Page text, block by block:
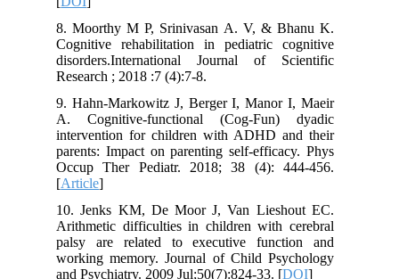
8. Moorthy M P, Srinivasan A. V, & Bhanu K.
Cognitive rehabilitation in pediatric cognitive
disorders.International Journal of Scientific
Research ; 2018 :7 (4):7-8.
9. Hahn-Markowitz J, Berger I, Manor I, Maeir
A. Cognitive-functional (Cog-Fun) dyadic
intervention for children with ADHD and their
parents: Impact on parenting self-efficacy. Phys
Occup Ther Pediatr. 2018; 38 (4): 444-456.
[Article
10. Jenks KM, De Moor J, Van Lieshout EC.
Arithmetic difficulties in children with cerebral
palsy are related to executive function and
working memory. Journal of Child Psychology
and Psychiatry. 2009 Jul;50(7):824-33. [DOI